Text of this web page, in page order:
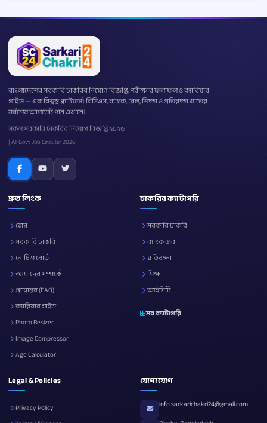
বাংলাদেশের সরকারি চাকরির নিয়োগ বিজ্ঞপ্তি, পরীক্ষার ফলাফল ও ক্যারিয়ার
গাইড — এক বিশ্বস্ত প্ল্যাটফর্ম। বিসিএস, ব্যাংক, রেল, শিক্ষা ও প্রতিরক্ষা খাতের
সর্বশেষ আপডেট পান এখানে।
সকল সরকারি চাকরির নিয়োগ বিজ্ঞপ্তি ২০২৬
| All Govt Job Circular 2026
দ্রুত লিংক
হোম
সরকারি চাকরি
নোটিশ বোর্ড
আমাদের সম্পর্কে
প্রশ্নোত্তর (FAQ)
ক্যারিয়ার গাইড
Photo Resizer
Image Compressor
Age Calculator
চাকরির ক্যাটাগরি
সরকারি চাকরি
ব্যাংক জব
প্রতিরক্ষা
শিক্ষা
আইসিটি
সব ক্যাটাগরি
Legal & Policies
Privacy Policy
যোগাযোগ
info.sarkarichakri24@gmail.com